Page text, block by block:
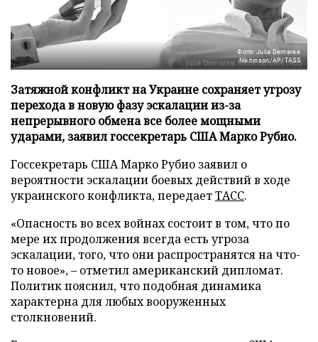
Фото: Julia Demaree
Nikhinson/AP/TASS
Затяжной конфликт на Украине сохраняет угрозу
перехода в новую фазу эскалации из-за
непрерывного обмена все более мощными
ударами, заявил госсекретарь США Марко Рубио.
Госсекретарь США Марко Рубио заявил о
вероятности эскалации боевых действий в ходе
украинского конфликта, передаетТАСС.
«Опасность во всех войнах состоит в том, что по
мере их продолжения всегда есть угроза
эскалации, того, что они распространятся на что-
то новое», – отметил американский дипломат.
Политик пояснил, что подобная динамика
характерна для любых вооруженных
столкновений.